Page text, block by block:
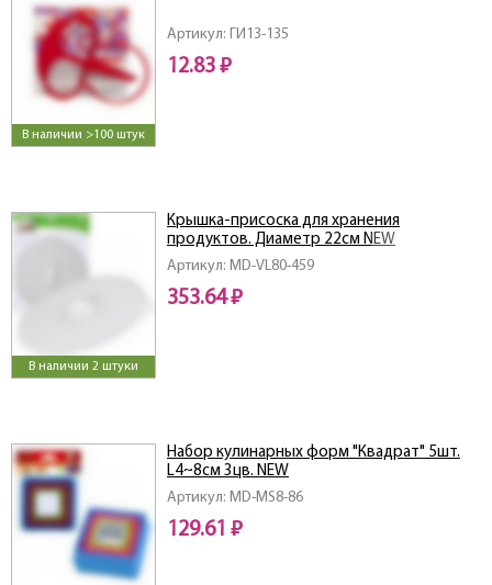
В наличии >100 штук
Артикул: ГИ13-135
12.83 ₽
В наличии 2 штуки
Артикул: MD-VL80-459
Крышка-присоска для хранения
продуктов. Диаметр 22см NEW
353.64 ₽
Артикул: MD-MS8-86
Набор кулинарных форм "Квадрат" 5шт.
L4~8см 3цв. NEW
129.61 ₽